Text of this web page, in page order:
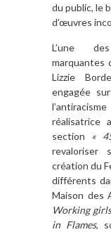
du public, le
d’œuvres
L’une
marquantes
Lizzie
engagée
réalisatrice
section «
revaloriser
création du
différents
Maison des
Working
in Flames,